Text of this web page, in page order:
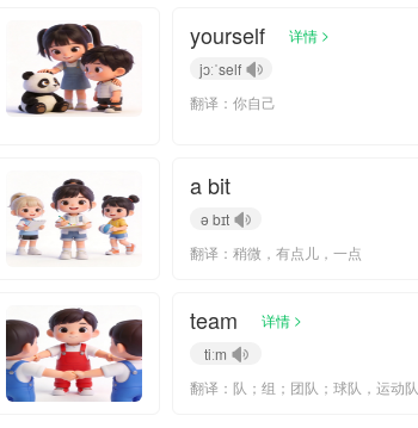
yourself 详情 >
jɔːˈself
翻译：你自己
a bit
ə bɪt
翻译：稍微，有点儿，一点
team 详情 >
tiːm
翻译：队；组；团队；球队，运动队